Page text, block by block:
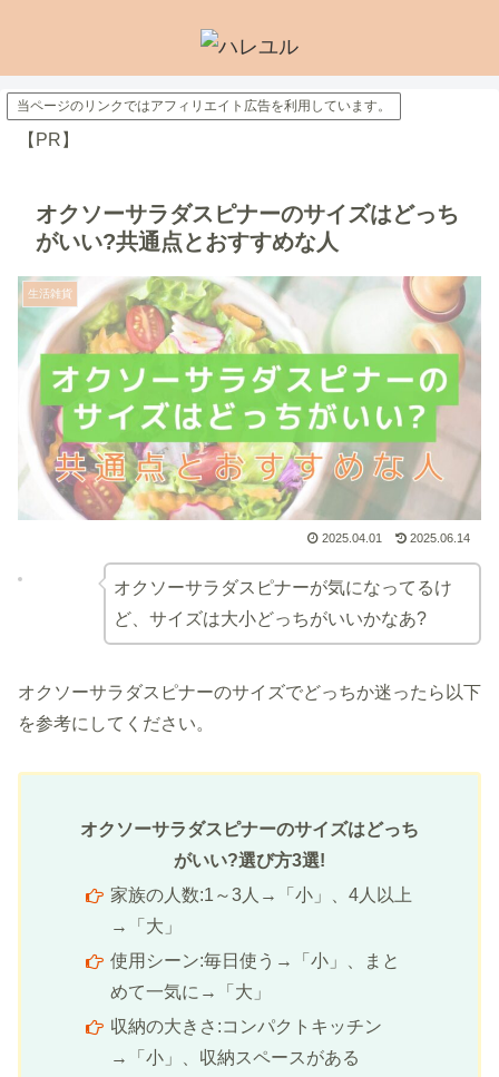
当ページのリンクではアフィリエイト広告を利用しています。
【PR】
オクソーサラダスピナーのサイズはどっち
がいい?共通点とおすすめな人
生活雑貨
2025.04.01 2025.06.14
オクソーサラダスピナーが気になってるけ
ど、サイズは大小どっちがいいかなあ?
オクソーサラダスピナーのサイズでどっちか迷ったら以下
を参考にしてください。
オクソーサラダスピナーのサイズはどっち
がいい?選び方3選!
家族の人数:1～3人→「小」、4人以上
→「大」
使用シーン:毎日使う→「小」、まと
めて一気に→「大」
収納の大きさ:コンパクトキッチン
→「小」、収納スペースがある